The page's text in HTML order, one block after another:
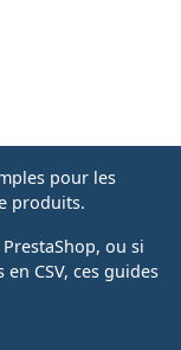
pour les
produits.
ou si
CSV, ces guides